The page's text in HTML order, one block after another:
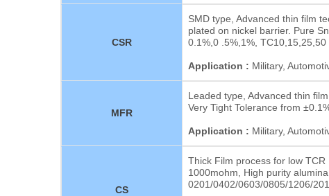
CSR
SMD type, Advanced thin film
plated on nickel barrier. Pure
0.1%,0 .5%,1%,
Application : Military,
MFR
Leaded type, Advanced thin
Very Tight Tolerance from
Application : Military,
CS
Thick Film process for low
1000mohm, High purity
0201/0402/0603/0805/1206/